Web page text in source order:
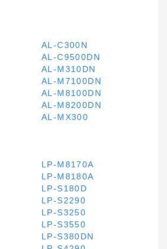
AL-C300N
AL-C9500DN
AL-M310DN
AL-M7100DN
AL-M8100DN
AL-M8200DN
AL-MX300
LP-M8170A
LP-M8180A
LP-S180D
LP-S2290
LP-S3250
LP-S3550
LP-S380DN